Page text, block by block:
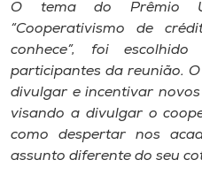
O tema do Prêmio
“Cooperativismo de
conhece”, foi
participantes da reunião.
divulgar e incentivar
visando a divulgar o
como despertar nos
assunto diferente do seu